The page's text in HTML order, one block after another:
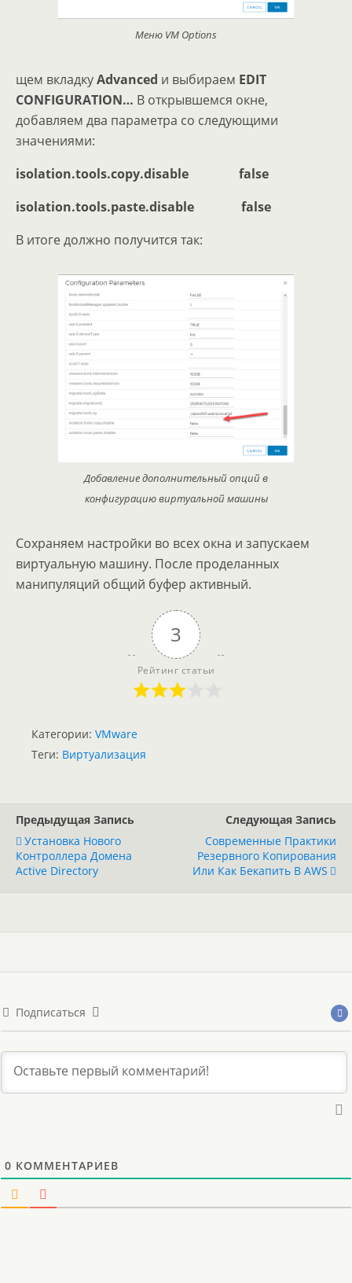
Меню VM Options
щем вкладкуAdvanced и выбираем EDIT
CONFIGURATION… В открывшемся окне,
добавляем два параметра со следующими
значениями:
isolation.tools.copy.disable false
isolation.tools.paste.disable false
В итоге должно получится так:
Добавление дополнительный опций в
конфигурацию виртуальной машины
Сохраняем настройки во всех окна и запускаем
виртуальную машину. После проделанных
манипуляций общий буфер активный.
3
Рейтинг статьи
Категории: VMware
Теги: Виртуализация
Предыдущая Запись
Установка Нового
Контроллера Домена
Active Directory
Следующая Запись
Современные Практики
Резервного Копирования
Или Как Бекапить В AWS
Подписаться
0 КОММЕНТАРИЕВ